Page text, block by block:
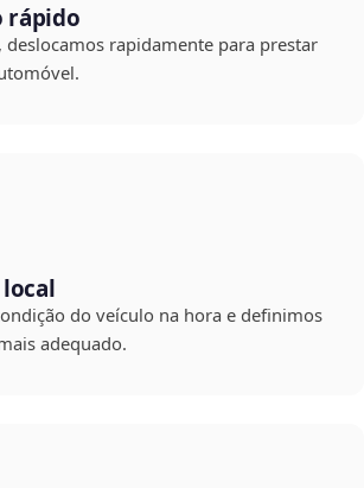
rápido
deslocamos rapidamente para prestar
do veículo na hora e definimos
adequado.